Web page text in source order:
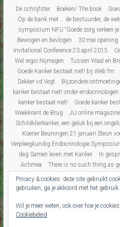
De schrijfster
Boeken/ The book
Op de bank met … de bestuurder, de
symposium NFU “Goede zorg verleen je
Bewogen en bevlogen
30 mei
Invitational Conference 23 april 2015
Wel regio Nijmegen
Tussen Waal en
Goede Kanker bestaat niet! bij Web fm
Dekker vd Vegt
Bijzondere
kanker bestaat niet! onder endocrinologen
kanker bestaat niet!
Goede kanker
Weekkrant de Brug
JIJ online
Schildklierkanker, een geluk bij een
Koerier Beuningen 21 januari Steun
Verpleegkundig Endocrinologie
dag Samen leven met Kanker
In
Achmea
There is no such thing as
“over”leven na kanker
Persbericht
voorbij’ in de Gelderlander
Blogs
Schildklierkanker op de kaart
Leven
Ziek
columns Onzichtbaar Ziek
Privacy & cookies: deze site gebruikt
gebruiken, ga je akkoord met het gebruik
Wil je meer weten, ook over hoe je
Cookiebeleid